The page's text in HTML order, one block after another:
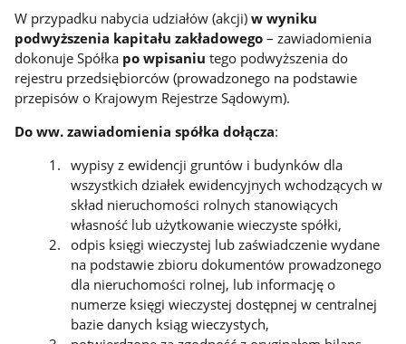
W przypadku nabycia udziałów (akcji)w wyniku
podwyższenia kapitału zakładowego– zawiadomienia
dokonuje Spółka po wpisaniu tego podwyższenia do
rejestru przedsiębiorców (prowadzonego na podstawie
przepisów o Krajowym Rejestrze Sądowym).
Do ww. zawiadomienia spółka dołącza:
wypisy z ewidencji gruntów i budynków dla
wszystkich działek ewidencyjnych wchodzących w
skład nieruchomości rolnych stanowiących
własność lub użytkowanie wieczyste spółki,
odpis księgi wieczystej lub zaświadczenie wydane
na podstawie zbioru dokumentów prowadzonego
dla nieruchomości rolnej, lub informację o
numerze księgi wieczystej dostępnej w centralnej
bazie danych ksiąg wieczystych,